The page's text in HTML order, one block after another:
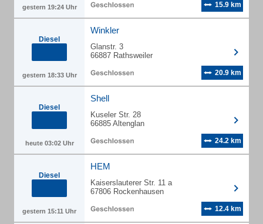
gestern 19:24 Uhr 15.9 km
Diesel
gestern 18:33 Uhr
Winkler
Glanstr. 3
66887 Rathsweiler
20.9 km
Diesel
heute 03:02 Uhr
Shell
Kuseler Str. 28
66885 Altenglan
24.2 km
Diesel
gestern 15:11 Uhr
HEM
Kaiserslauterer Str. 11 a
67806 Rockenhausen
12.4 km